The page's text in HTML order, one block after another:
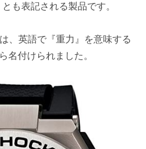
も表記される製品です。
、英語で『重力』を意味する
名付けられました。